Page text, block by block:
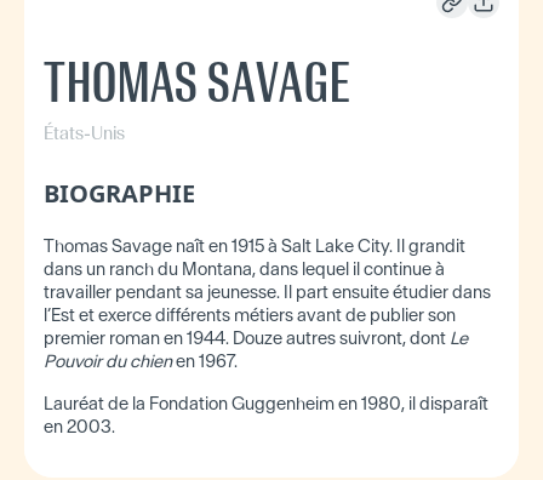
THOMAS SAVAGE
États-Unis
BIOGRAPHIE
Thomas Savage naît en 1915 à Salt Lake City. Il grandit
dans un ranch du Montana, dans lequel il continue à
travailler pendant sa jeunesse. Il part ensuite étudier dans
l’Est et exerce différents métiers avant de publier son
premier roman en 1944. Douze autres suivront, dont Le
Pouvoir du chienen 1967.
Lauréat de la Fondation Guggenheim en 1980, il disparaît
en 2003.